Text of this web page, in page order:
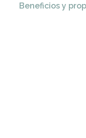
Beneficios y